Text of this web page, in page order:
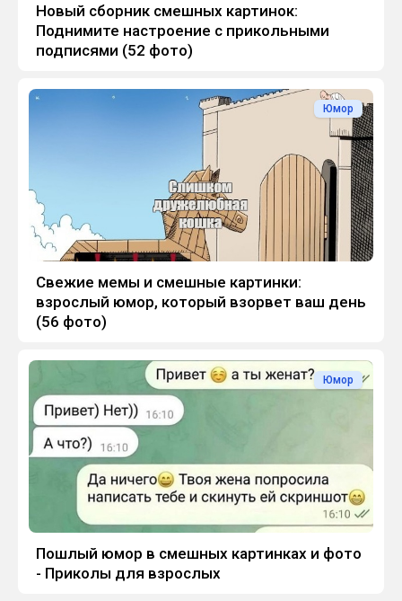
Новый сборник смешных картинок:
Поднимите настроение с прикольными
подписями (52 фото)
Юмор
Свежие мемы и смешные картинки:
взрослый юмор, который взорвет ваш день
(56 фото)
Юмор
Пошлый юмор в смешных картинках и фото
- Приколы для взрослых